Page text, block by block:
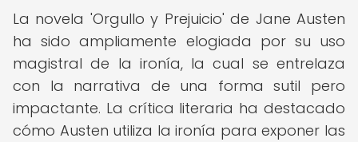
La novela 'Orgullo y Prejuicio' de Jane Austen
ha sido ampliamente elogiada por su uso
magistral de la ironía, la cual se entrelaza
con la narrativa de una forma sutil pero
impactante. La crítica literaria ha destacado
cómo Austen utiliza la ironía para exponer las